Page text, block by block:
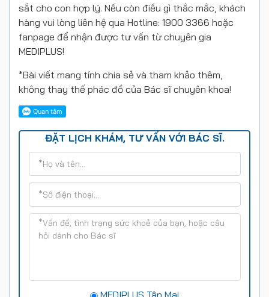
sắt cho con hợp lý. Nếu còn điều gì thắc mắc, khách
hàng vui lòng liên hệ qua Hotline: 1900 3366 hoặc
fanpage để nhận được tư vấn từ chuyên gia
MEDIPLUS!
*Bài viết mang tính chia sẻ và tham khảo thêm,
không thay thế phác đồ của Bác sĩ chuyên khoa!
ĐẶT LỊCH KHÁM, TƯ VẤN VỚI BÁC SĨ.